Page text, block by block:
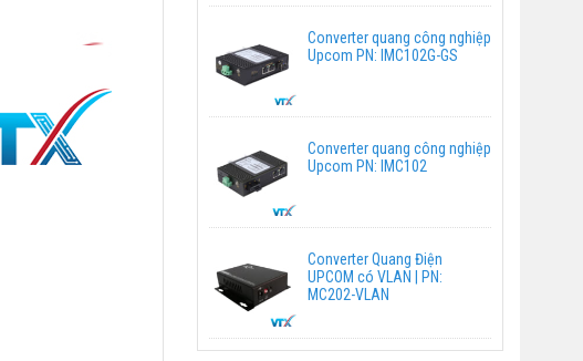
Converter quang công nghiệp
Upcom PN: IMC102G-GS
Converter quang công nghiệp
Upcom PN: IMC102
Converter Quang Điện
UPCOM có VLAN | PN:
MC202-VLAN